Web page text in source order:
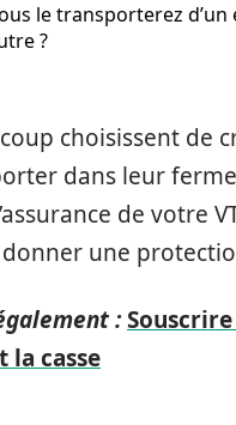
le transporterez
?
choisissent de
dans leur
de votre
une
:
la casse